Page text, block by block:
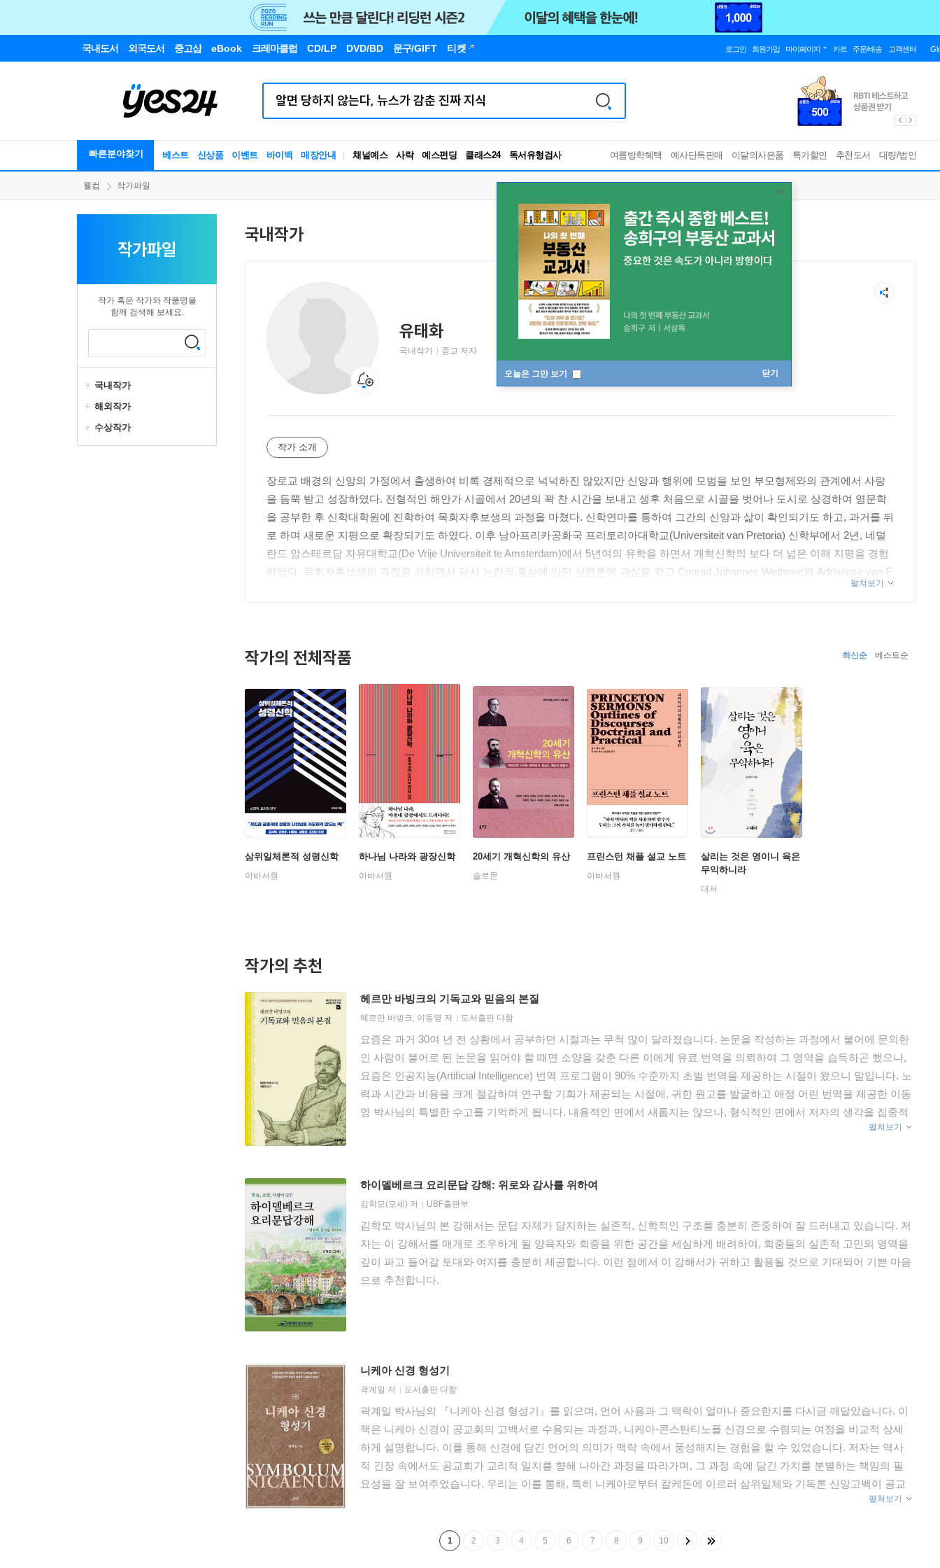
국내도서 외국도서 중고샵 eBook 크레마클럽 CD/LP DVD/BD 문구/GIFT 티켓 로그인 회원가입 마이페이지 카트 주문/배송 고객센터
빠른분야찾기 베스트 신상품 이벤트 바이백 매장안내 채널예스 사락 예스펀딩 클래스24
RBTI Lab
독서유형검사
여름방학혜택 예사단독판매 이달의사은품 특가할인 추천도서 대량/법인
오늘은 그만 보기 닫기
웰컴 작가파일
작가파일
작가 혹은 작가와 작품명을
함께 검색해 보세요.
국내작가
해외작가
수상작가
국내작가
유태화
국내작가 종교 저자
작가 소개
장로교 배경의 신앙의 가정에서 출생하여 비록 경제적으로 넉넉하진 않았지만 신앙과 행위에 모범을 보인 부모형제와의 관계에서 사랑
을 듬뿍 받고 성장하였다. 전형적인 해안가 시골에서 20년의 꽉 찬 시간을 보내고 생후 처음으로 시골을 벗어나 도시로 상경하여 영문학
을 공부한 후 신학대학원에 진학하여 목회자후보생의 과정을 마쳤다. 신학연마를 통하여 그간의 신앙과 삶이 확인되기도 하고, 과거를 뒤
로 하며 새로운 지평으로 확장되기도 하였다. 이후 남아프리카공화국 프리토리아대학교(Universiteit van Pretoria) 신학부에서 2년, 네덜
란드 암스테르담 자유대학교(De Vrije Universiteit te Amsterdam)에서 5년여의 유학을 하면서 개혁신학의 보다 더 넓은 이해 지평을 경험
하였다. 목회자후보생의 과정을 거치면서 당시 논란의 중심에 있던 성령론에 관심을 갖고 Conrad Johannes Wethmar와 Adriaanse van E
gmond 교수의 지도를 받으며 심층 연구하여 2002년 9월에 신학박사학위(Dr. Theol., De Vrije Universiteit te Amsterdam)를 취득하였다. 2
펼쳐보기
작가의 전체작품 최신순 베스트순
삼위일체론적 성령신학
아바서원
하나님 나라와 광장신학
아바서원
20세기 개혁신학의 유산
솔로몬
프린스턴 채플 설교 노트
아바서원
살리는 것은 영이니 육은
무익하니라
대서
작가의 추천
헤르만 바빙크의 기독교와 믿음의 본질
헤르만 바빙크, 이동영 저 도서출판 다함
요즘은 과거 30여 년 전 상황에서 공부하던 시절과는 무척 많이 달라졌습니다. 논문을 작성하는 과정에서 불어에 문외한
인 사람이 불어로 된 논문을 읽어야 할 때면 소양을 갖춘 다른 이에게 유료 번역을 의뢰하여 그 영역을 습득하곤 했으나,
요즘은 인공지능(Artificial Intelligence) 번역 프로그램이 90% 수준까지 초벌 번역을 제공하는 시절이 왔으니 말입니다. 노
력과 시간과 비용을 크게 절감하며 연구할 기회가 제공되는 시절에, 귀한 원고를 발굴하고 애정 어린 번역을 제공한 이동
영 박사님의 특별한 수고를 기억하게 됩니다. 내용적인 면에서 새롭지는 않으나, 형식적인 면에서 저자의 생각을 집중적
으로 접하고 읽을 수 있도록 단편 자료를 모아 편집했다는 점에서 귀한 책입니다. 순서와 상관없이 어느 장이나 읽어도
상하지 못했을 것입니다. 한국 개혁교회의 지체에게도 이런 기회가 제공되니 지체의 한 구성원으로서 여간 기쁘지 않을
수 없습니다.
펼쳐보기
하이델베르크 요리문답 강해: 위로와 감사를 위하여
김학모(모세) 저 UBF출판부
김학모 박사님의 본 강해서는 문답 자체가 담지하는 실존적, 신학적인 구조를 충분히 존중하여 잘 드러내고 있습니다. 저
자는 이 강해서를 매개로 조우하게 될 양육자와 회중을 위한 공간을 세심하게 배려하여, 회중들의 실존적 고민의 영역을
깊이 파고 들어갈 토대와 여지를 충분히 제공합니다. 이런 점에서 이 강해서가 귀하고 활용될 것으로 기대되어 기쁜 마음
으로 추천합니다.
니케아 신경 형성기
곽계일 저 도서출판 다함
곽계일 박사님의 『니케아 신경 형성기』를 읽으며, 언어 사용과 그 맥락이 얼마나 중요한지를 다시금 깨달았습니다. 이
책은 니케아 신경이 공교회의 고백서로 수용되는 과정과, 니케아-콘스탄티노플 신경으로 수렴되는 여정을 비교적 상세
하게 설명합니다. 이를 통해 신경에 담긴 언어의 의미가 맥락 속에서 풍성해지는 경험을 할 수 있었습니다. 저자는 역사
적 긴장 속에서도 공교회가 교리적 일치를 향해 나아간 과정을 따라가며, 그 과정 속에 담긴 가치를 분별하는 책임의 필
요성을 잘 보여주었습니다. 우리는 이를 통해, 특히 니케아로부터 칼케돈에 이르러 삼위일체와 기독론 신앙고백이 공교
회의 공동자산으로 확립된 사실을 기억하며, 다시는 혼란의 상황으로 돌아갈 필요가 없음을 명확히 할 필요가 있습니다.
도 큰 울림을 줍니다. 동방 교부학에 깊이 천착한 저자의 통찰이, 삼위일체론 논의의 르네상스를 살아가는 독자들에게 분
펼쳐보기
1 2 3 4 5 6 7 8 9 10